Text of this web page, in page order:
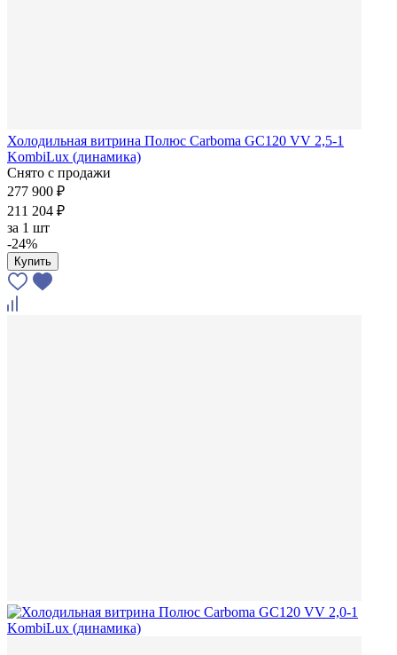
Холодильная витрина Полюс Carboma GC120 VV 2,5-1
KombiLux (динамика)
Снято с продажи
277 900 ₽
211 204 ₽
за 1 шт
-24%
Купить